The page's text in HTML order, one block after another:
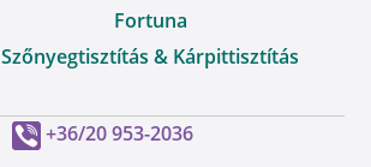
Fortuna
Szőnyegtisztítás & Kárpittisztítás
+36/20 953-2036